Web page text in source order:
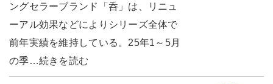
ングセラーブランド「呑」は、リニュ
ーアル効果などによりシリーズ全体で
前年実績を維持している。25年1～5月
の季…続きを読む